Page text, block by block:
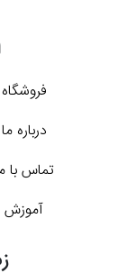
فروشگاه
درباره ما
تماس با
آموزش